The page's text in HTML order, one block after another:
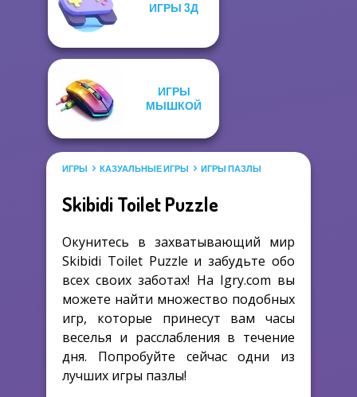
ИГРЫ 3Д
ИГРЫ
МЫШКОЙ
ИГРЫ КАЗУАЛЬНЫЕ ИГРЫ ИГРЫ ПАЗЛЫ
Skibidi Toilet Puzzle
Окунитесь в захватывающий мир
Skibidi Toilet Puzzle и забудьте обо
всех своих заботах! На Igry.com вы
можете найти множество подобных
игр, которые принесут вам часы
веселья и расслабления в течение
дня. Попробуйте сейчас одни из
лучших игры пазлы!